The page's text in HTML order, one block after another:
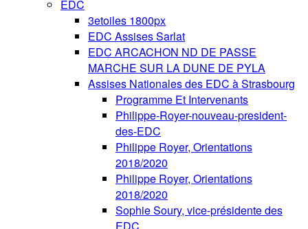
EDC
3etoiles 1800px
EDC Assises Sarlat
EDC ARCACHON ND DE PASSE
MARCHE SUR LA DUNE DE PYLA
Assises Nationales des EDC à Strasbourg
Programme Et Intervenants
Philippe-Royer-nouveau-president-
des-EDC
Philippe Royer, Orientations
2018/2020
Philippe Royer, Orientations
2018/2020
Sophie Soury, vice-présidente des